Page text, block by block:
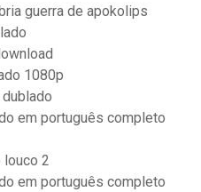
guerra de apokolips
1080p
em português completo
2
em português completo